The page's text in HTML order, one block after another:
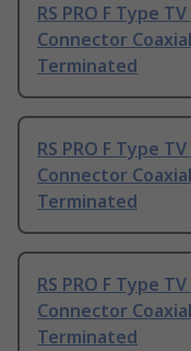
RS PRO F Type
Connector
Terminated
RS PRO F Type
Connector
Terminated
RS PRO F Type
Connector
Terminated